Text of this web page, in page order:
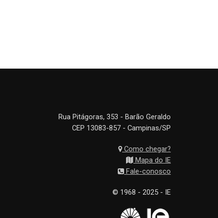
Rua Pitágoras, 353 - Barão Geraldo
CEP 13083-857 - Campinas/SP
Como chegar?
Mapa do IE
Fale-conosco
© 1968 - 2025 - IE